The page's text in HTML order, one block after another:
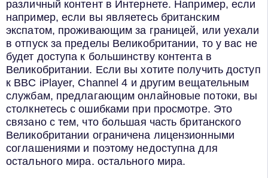
различный контент в Интернете. Например, если
например, если вы являетесь британским
экспатом, проживающим за границей, или уехали
в отпуск за пределы Великобритании, то у вас не
будет доступа к большинству контента в
Великобритании. Если вы хотите получить доступ
к BBC iPlayer, Channel 4 и другим вещательным
службам, предлагающим онлайновые потоки, вы
столкнетесь с ошибками при просмотре. Это
связано с тем, что большая часть британского
Великобритании ограничена лицензионными
соглашениями и поэтому недоступна для
остального мира. остального мира.